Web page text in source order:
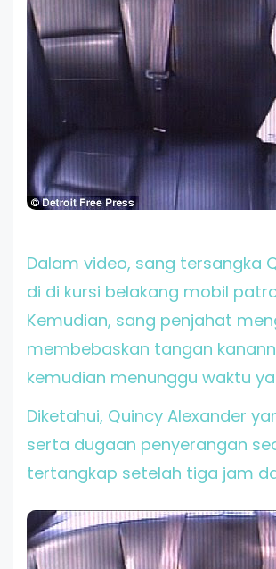
Dalam video, sang tersangka
di di kursi belakang mobil
Kemudian, sang penjahat
membebaskan tangan
kemudian menunggu waktu
Diketahui, Quincy Alexander
serta dugaan penyerangan
tertangkap setelah tiga jam